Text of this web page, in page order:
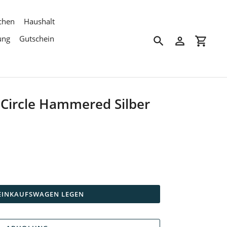
Haushalt
Gutschein
SuchenEinloggen
Hammered Silber
LEGEN